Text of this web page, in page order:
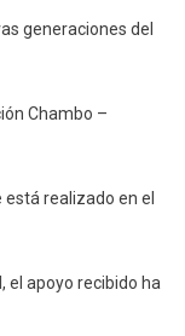
generaciones del
Chambo –
realizado en el
el apoyo recibido ha